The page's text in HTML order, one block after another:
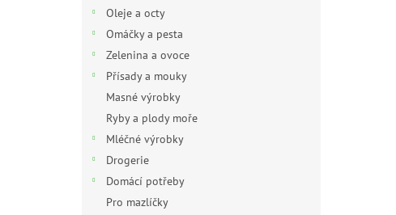
Oleje a octy
Omáčky a pesta
Zelenina a ovoce
Přísady a mouky
Masné výrobky
Ryby a plody moře
Mléčné výrobky
Drogerie
Domácí potřeby
Pro mazlíčky